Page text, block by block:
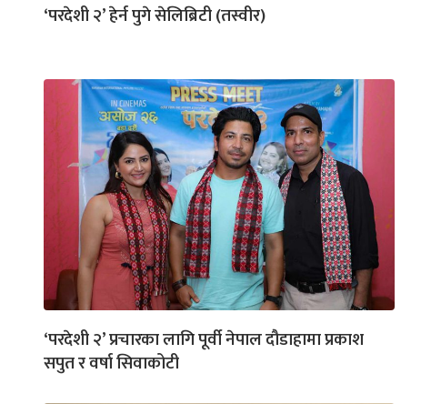
‘परदेशी २’ हेर्न पुगे सेलिब्रिटी (तस्वीर)
‘परदेशी २’ प्रचारका लागि पूर्वी नेपाल दौडाहामा प्रकाश
सपुत र वर्षा सिवाकोटी